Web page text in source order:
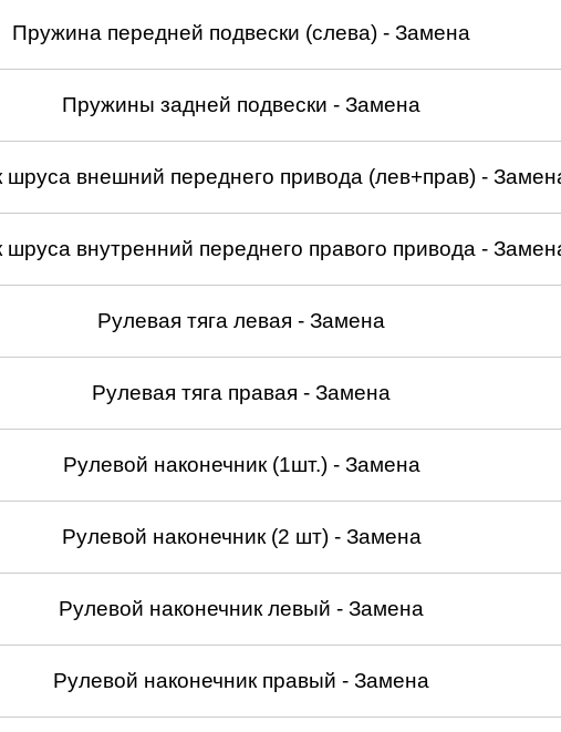
Пружина передней подвески (слева) - Замена
Пружины задней подвески - Замена
шруса внешний переднего привода (лев+прав) -
внутренний переднего правого привода -
Рулевая тяга левая - Замена
Рулевая тяга правая - Замена
Рулевой наконечник (1шт.) - Замена
Рулевой наконечник (2 шт) - Замена
Рулевой наконечник левый - Замена
Рулевой наконечник правый - Замена